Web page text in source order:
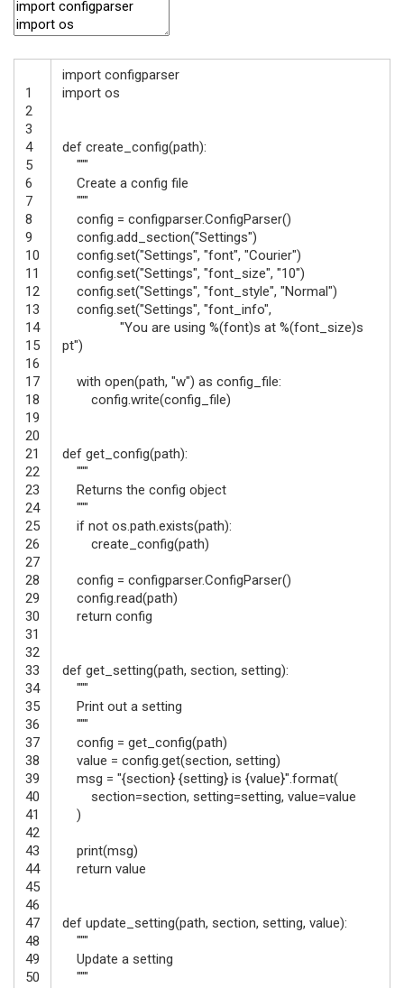
1
2
3
4
5
6
7
8
9
10
11
12
13
14
15
16
17
18
19
20
21
22
23
24
25
26
27
28
29
30
31
32
33
34
35
36
37
38
39
40
41
42
43
44
45
46
47
48
49
50
import configparser
import os
def create_config(path):
"""
Create a config file
"""
config = configparser.ConfigParser()
config.add_section("Settings")
config.set("Settings", "font", "Courier")
config.set("Settings", "font_size", "10")
config.set("Settings", "font_style", "Normal")
config.set("Settings", "font_info",
"You are using %(font)s at %(font_size)s
pt")
with open(path, "w") as config_file:
config.write(config_file)
def get_config(path):
"""
Returns the config object
"""
if not os.path.exists(path):
create_config(path)
config = configparser.ConfigParser()
config.read(path)
return config
def get_setting(path, section, setting):
"""
Print out a setting
"""
config = get_config(path)
value = config.get(section, setting)
msg = "{section} {setting} is {value}".format(
section=section, setting=setting, value=value
)
print(msg)
return value
def update_setting(path, section, setting, value):
"""
Update a setting
"""